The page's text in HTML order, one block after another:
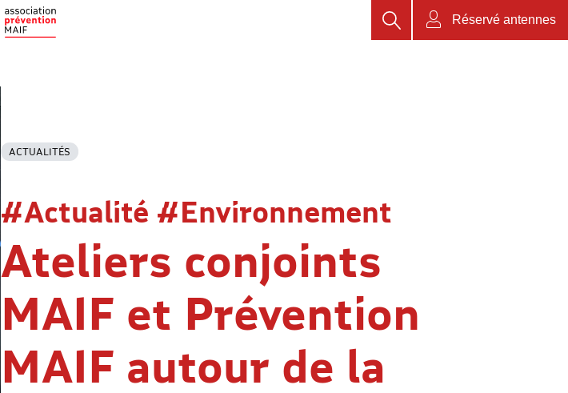
Réservé antennes
Rechercher
ACTUALITÉS
#Actualité #Environnement
Ateliers conjoints
MAIF et Prévention
MAIF autour de la